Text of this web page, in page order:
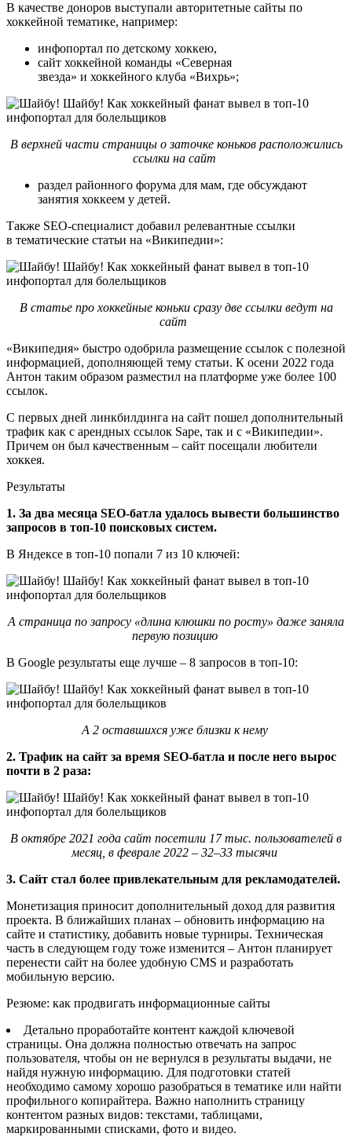
В качестве доноров выступали авторитетные сайты по
хоккейной тематике, например:
инфопортал по детскому хоккею,
сайт хоккейной команды «Северная
звезда» и хоккейного клуба «Вихрь»;
В верхней части страницы о заточке коньков расположились
ссылки на сайт
раздел районного форума для мам, где обсуждают
занятия хоккеем у детей.
Также SEO-специалист добавил релевантные ссылки
в тематические статьи на «Википедии»:
В статье про хоккейные коньки сразу две ссылки ведут на
сайт
«Википедия» быстро одобрила размещение ссылок с полезной
информацией, дополняющей тему статьи. К осени 2022 года
Антон таким образом разместил на платформе уже более 100
ссылок.
С первых дней линкбилдинга на сайт пошел дополнительный
трафик как с арендных ссылок Sape, так и с «Википедии».
Причем он был качественным – сайт посещали любители
хоккея.
Результаты
1. За два месяца SEO-батла удалось вывести большинство
запросов в топ-10 поисковых систем.
В Яндексе в топ-10 попали 7 из 10 ключей:
А страница по запросу «длина клюшки по росту» даже заняла
первую позицию
В Google результаты еще лучше – 8 запросов в топ-10:
А 2 оставшихся уже близки к нему
2. Трафик на сайт за время SEO-батла и после него вырос
почти в 2 раза:
В октябре 2021 года сайт посетили 17 тыс. пользователей в
месяц, в феврале 2022 – 32–33 тысячи
3. Сайт стал более привлекательным для рекламодателей.
Монетизация приносит дополнительный доход для развития
проекта. В ближайших планах – обновить информацию на
сайте и статистику, добавить новые турниры. Техническая
часть в следующем году тоже изменится – Антон планирует
перенести сайт на более удобную CMS и разработать
мобильную версию.
Резюме: как продвигать информационные сайты
Детально проработайте контент каждой ключевой
страницы. Она должна полностью отвечать на запрос
пользователя, чтобы он не вернулся в результаты выдачи, не
найдя нужную информацию. Для подготовки статей
необходимо самому хорошо разобраться в тематике или найти
профильного копирайтера. Важно наполнить страницу
контентом разных видов: текстами, таблицами,
маркированными списками, фото и видео.